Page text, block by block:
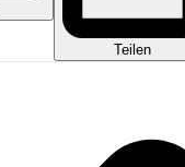
Teilen